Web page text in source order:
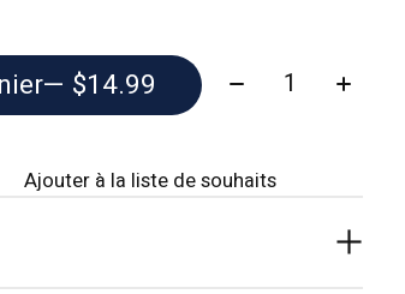
— $14.99 Quantité:
Ajouter à la liste de souhaits